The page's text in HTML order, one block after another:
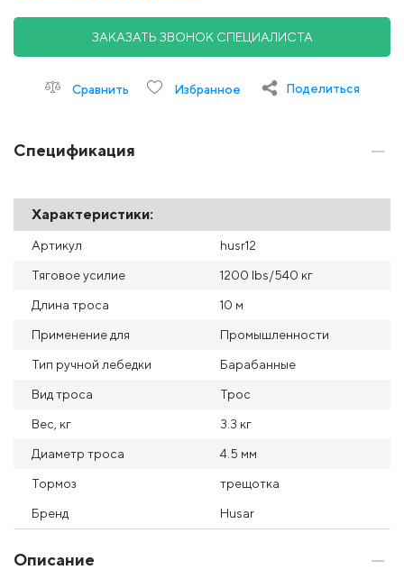
ЗАКАЗАТЬ ЗВОНОК СПЕЦИАЛИСТА
Сравнить Избранное Поделиться
Спецификация
Характеристики:
Артикул husr12
Тяговое усилие 1200 Ibs/540 кг
Длина троса 10 м
Применение для Промышленности
Тип ручной лебедки Барабанные
Вид троса Трос
Вес, кг 3.3 кг
Диаметр троса 4.5 мм
Тормоз трещотка
Бренд Husar
Описание